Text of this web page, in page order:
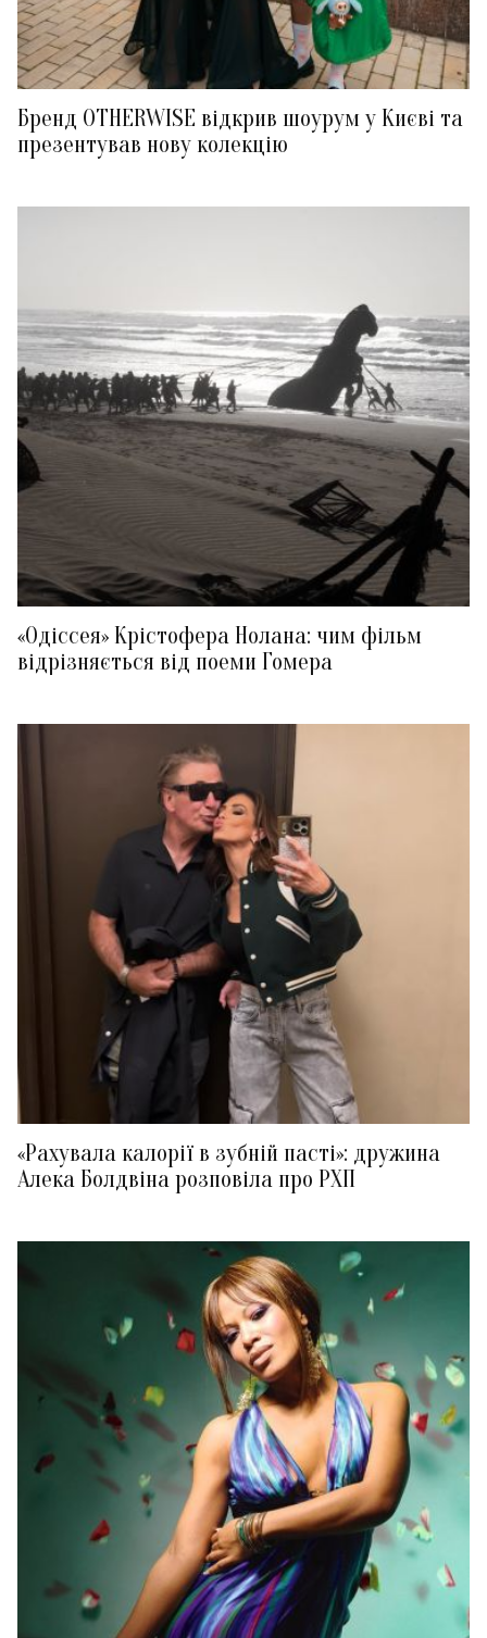
Бренд OTHERWISE відкрив шоурум у Києві та
презентував нову колекцію
«Одіссея» Крістофера Нолана: чим фільм
відрізняється від поеми Гомера
«Рахувала калорії в зубній пасті»: дружина
Алека Болдвіна розповіла про РХП